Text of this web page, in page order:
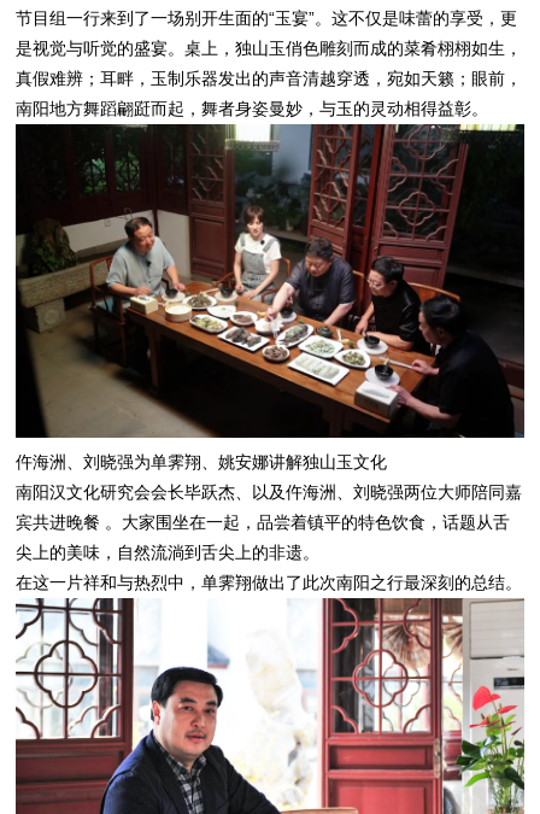
节目组一行来到了一场别开生面的“玉宴”。这不仅是味蕾的享受，更
是视觉与听觉的盛宴。桌上，独山玉俏色雕刻而成的菜肴栩栩如生，
真假难辨；耳畔，玉制乐器发出的声音清越穿透，宛如天籁；眼前，
南阳地方舞蹈翩跹而起，舞者身姿曼妙，与玉的灵动相得益彰。
仵海洲、刘晓强为单霁翔、姚安娜讲解独山玉文化
南阳汉文化研究会会长毕跃杰、以及仵海洲、刘晓强两位大师陪同嘉
宾共进晚餐 。大家围坐在一起，品尝着镇平的特色饮食，话题从舌
尖上的美味，自然流淌到舌尖上的非遗。
在这一片祥和与热烈中，单霁翔做出了此次南阳之行最深刻的总结。